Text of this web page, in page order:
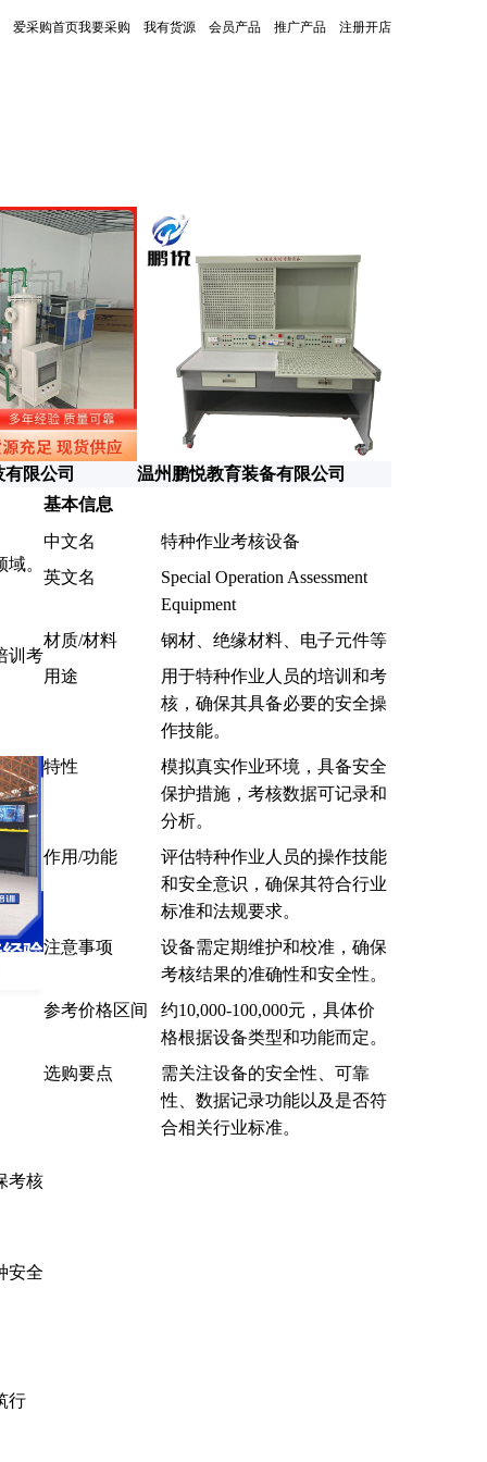
爱采购首页我要采购 我有货源 会员产品 推广产品 注册开店
限公司 温州鹏悦教育装备有限公司
。
训考
考核
安全
行
基本信息
中文名
特种作业考核设备
英文名
Special Operation Assessment
Equipment
材质/材料
钢材、绝缘材料、电子元件等
用途
用于特种作业人员的培训和考
核，确保其具备必要的安全操
作技能。
特性
模拟真实作业环境，具备安全
保护措施，考核数据可记录和
分析。
作用/功能
评估特种作业人员的操作技能
和安全意识，确保其符合行业
标准和法规要求。
注意事项
设备需定期维护和校准，确保
考核结果的准确性和安全性。
参考价格区间
约10,000-100,000元，具体价
格根据设备类型和功能而定。
选购要点
需关注设备的安全性、可靠
性、数据记录功能以及是否符
合相关行业标准。